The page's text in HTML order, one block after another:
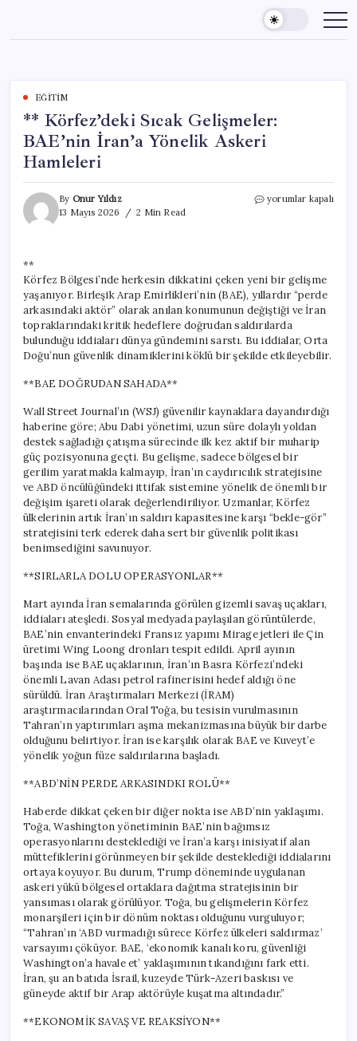
content
EĞITIM
** Körfez’deki Sıcak Gelişmeler:
BAE’nin İran’a Yönelik Askeri
Hamleleri
By Onur Yıldız
13 Mayıs 2026
2 Min Read
**
Yönelik
Askeri
Hamleleri
için
yorumlar kapalı
**
Körfez Bölgesi’nde herkesin dikkatini çeken yeni bir gelişme
yaşanıyor. Birleşik Arap Emirlikleri’nin (BAE), yıllardır “perde
arkasındaki aktör” olarak anılan konumunun değiştiği ve İran
topraklarındaki kritik hedeflere doğrudan saldırılarda
bulunduğu iddiaları dünya gündemini sarstı. Bu iddialar, Orta
Doğu’nun güvenlik dinamiklerini köklü bir şekilde etkileyebilir.
**BAE DOĞRUDAN SAHADA**
Wall Street Journal’ın (WSJ) güvenilir kaynaklara dayandırdığı
haberine göre; Abu Dabi yönetimi, uzun süre dolaylı yoldan
destek sağladığı çatışma sürecinde ilk kez aktif bir muharip
güç pozisyonuna geçti. Bu gelişme, sadece bölgesel bir
gerilim yaratmakla kalmayıp, İran’ın caydırıcılık stratejisine
ve ABD öncülüğündeki ittifak sistemine yönelik de önemli bir
değişim işareti olarak değerlendiriliyor. Uzmanlar, Körfez
ülkelerinin artık İran’ın saldırı kapasitesine karşı “bekle-gör”
stratejisini terk ederek daha sert bir güvenlik politikası
benimsediğini savunuyor.
**SIRLARLA DOLU OPERASYONLAR**
Mart ayında İran semalarında görülen gizemli savaş uçakları,
iddiaları ateşledi. Sosyal medyada paylaşılan görüntülerde,
BAE’nin envanterindeki Fransız yapımı Mirage jetleri ile Çin
üretimi Wing Loong dronları tespit edildi. April ayının
başında ise BAE uçaklarının, İran’ın Basra Körfezi’ndeki
önemli Lavan Adası petrol rafinerisini hedef aldığı öne
sürüldü. İran Araştırmaları Merkezi (İRAM)
araştırmacılarından Oral Toğa, bu tesisin vurulmasının
Tahran’ın yaptırımları aşma mekanizmasına büyük bir darbe
olduğunu belirtiyor. İran ise karşılık olarak BAE ve Kuveyt’e
yönelik yoğun füze saldırılarına başladı.
**ABD’NİN PERDE ARKASINDKI ROLÜ**
Haberde dikkat çeken bir diğer nokta ise ABD’nin yaklaşımı.
Toğa, Washington yönetiminin BAE’nin bağımsız
operasyonlarını desteklediği ve İran’a karşı inisiyatif alan
müttefiklerini görünmeyen bir şekilde desteklediği iddialarını
ortaya koyuyor. Bu durum, Trump döneminde uygulanan
askeri yükü bölgesel ortaklara dağıtma stratejisinin bir
yansıması olarak görülüyor. Toğa, bu gelişmelerin Körfez
monarşileri için bir dönüm noktası olduğunu vurguluyor;
“Tahran’ın ‘ABD vurmadığı sürece Körfez ülkeleri saldırmaz’
varsayımı çöküyor. BAE, ‘ekonomik kanalı koru, güvenliği
Washington’a havale et’ yaklaşımının tıkandığını fark etti.
İran, şu an batıda İsrail, kuzeyde Türk-Azeri baskısı ve
güneyde aktif bir Arap aktörüyle kuşatma altındadır.”
**EKONOMİK SAVAŞ VE REAKSİYON**